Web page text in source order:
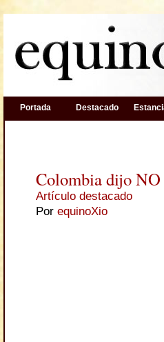
Portada Destacado
Colombia dijo NO
Artículo destacado
Por equinoXio